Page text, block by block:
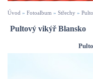
Úvod » Fotoalbum » Střechy »
Pultový vikýř Blansko